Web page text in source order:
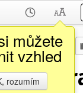
můžete
vzhled
rozumím
Z domova